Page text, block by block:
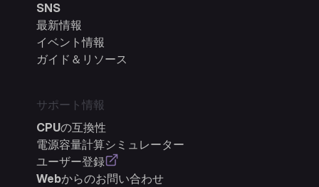
SNS
最新情報
イベント情報
ガイド＆リソース
サポート情報
CPUの互換性
電源容量計算シミュレーター
ユーザー登録
Webからのお問い合わせ